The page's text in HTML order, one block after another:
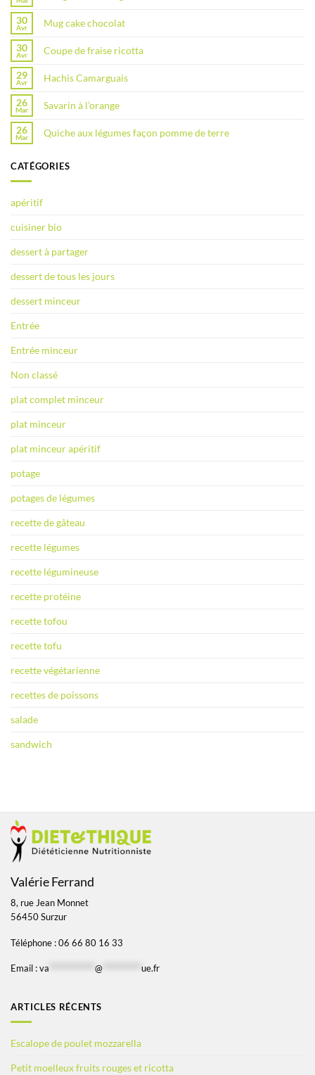
30
Avr Mug cake chocolat
30
Avr Coupe de fraise ricotta
29
Avr Hachis Camarguais
26
Mar Savarin à l’orange
26
Mar Quiche aux légumes façon pomme de terre
CATÉGORIES
apéritif
cuisiner bio
dessert à partager
dessert de tous les jours
dessert minceur
Entrée
Entrée minceur
Non classé
plat complet minceur
plat minceur
plat minceur apéritif
potage
potages de légumes
recette de gâteau
recette légumes
recette légumineuse
recette protéine
recette tofou
recette tofu
recette végétarienne
recettes de poissons
salade
sandwich
Valérie Ferrand
8, rue Jean Monnet
56450 Surzur
Téléphone : 06 66 80 16 33
Email : va @ ue.fr
ARTICLES RÉCENTS
Escalope de poulet mozzarella
Petit moelleux fruits rouges et ricotta